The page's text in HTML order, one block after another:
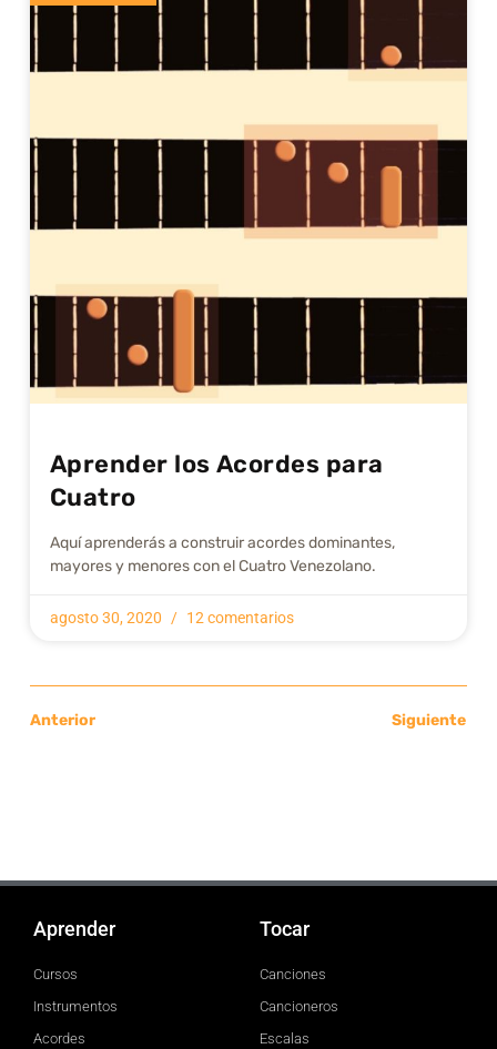
Aprender los Acordes para
Cuatro
Aquí aprenderás a construir acordes dominantes,
mayores y menores con el Cuatro Venezolano.
agosto 30, 2020 12 comentarios
Anterior Siguiente
Aprender
Cursos
Instrumentos
Acordes
Tocar
Canciones
Cancioneros
Escalas